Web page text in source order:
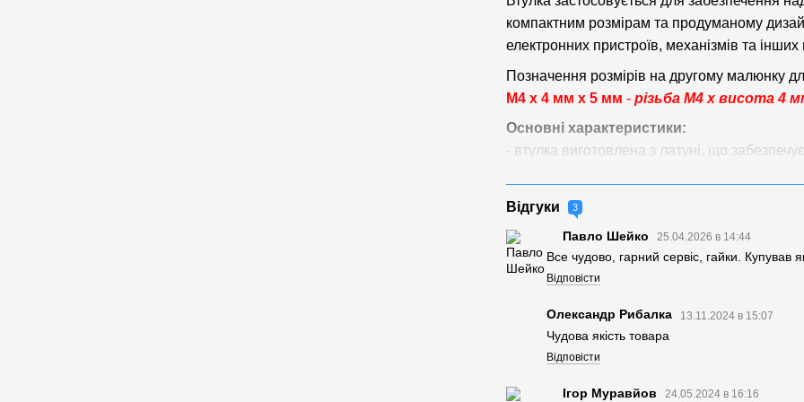
компактним розмірам та продуманому
електронних пристроїв, механізмів та інших
Позначення розмірів на другому малюнку
М4 x 4 мм x 5 мм - різьба М4 х висота 4
Основні характеристики:
- втулка виготовлена з латуні, що
- зовнішня геометрія різьбової втулки
спіралеподібні зубчики з накаткою
відкручування, що перешкоджає
закручування гвинта. Вставлення
- втулка має внутрішню різьбу, яка
робить її універсальною для використання
- не має додаткового покриття, що означає,
покриття під час експлуатації.
Відгуки 3
Павло Шейко 25.04.2026 в 14:44
Все чудово, гарний сервіс, гайки.
Відповісти
Олександр Рибалка 13.11.2024 в 15:07
Чудова якість товара
Відповісти
Ігор Муравйов 24.05.2024 в 16:16